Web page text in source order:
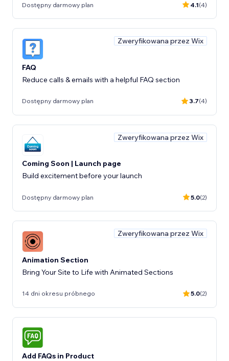
Dostępny darmowy plan 4.1(4)
Zweryfikowana przez Wix
FAQ
Reduce calls & emails with a helpful FAQ section
Dostępny darmowy plan 3.7(4)
Zweryfikowana przez Wix
Coming Soon | Launch page
Build excitement before your launch
Dostępny darmowy plan 5.0(2)
Zweryfikowana przez Wix
Animation Section
Bring Your Site to Life with Animated Sections
14 dni okresu próbnego 5.0(2)
Add FAQs in Product